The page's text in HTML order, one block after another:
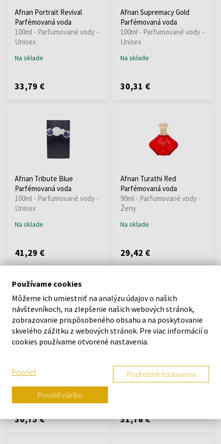
Afnan Portrait Revival
Parfémovaná voda
100ml - Parfumované vody -
Unisex
Na sklade
33,79 €
Afnan Supremacy Gold
Parfémovaná voda
100ml - Parfumované vody -
Unisex
Na sklade
30,31 €
Afnan Tribute Blue
Parfémovaná voda
100ml - Parfumované vody -
Unisex
Na sklade
41,29 €
Afnan Turathi Red
Parfémovaná voda
90ml - Parfumované vody -
Ženy
Na sklade
29,42 €
Afnan 9am Dive
Unisex
Na sklade
30,75 €
Afnan Historic Olmeda
100ml - Parfumované vody -
Unisex
31,76 €
Používame cookies
Môžeme ich umiestniť na analýzu údajov o našich
návštevníkoch, na zlepšenie našich webových stránok,
zobrazovanie prispôsobeného obsahu a na poskytovanie
skvelého zážitku z webových stránok. Pre viac informácií o
cookies používame otvorené nastavenia.
Poprieť Podrobné nastavenia
Povoliť všetko